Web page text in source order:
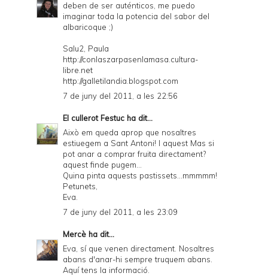
deben de ser auténticos, me puedo
imaginar toda la potencia del sabor del
albaricoque ;)
Salu2, Paula
http://conlaszarpasenlamasa.cultura-
libre.net
http://galletilandia.blogspot.com
7 de juny del 2011, a les 22:56
El cullerot Festuc ha dit...
Això em queda aprop que nosaltres
estiuegem a Sant Antoni! I aquest Mas si
pot anar a comprar fruita directament?
aquest finde pugem...
Quina pinta aquests pastissets...mmmmm!
Petunets,
Eva.
7 de juny del 2011, a les 23:09
Mercè ha dit...
Eva, sí que venen directament. Nosaltres
abans d'anar-hi sempre truquem abans.
Aquítens la informació.